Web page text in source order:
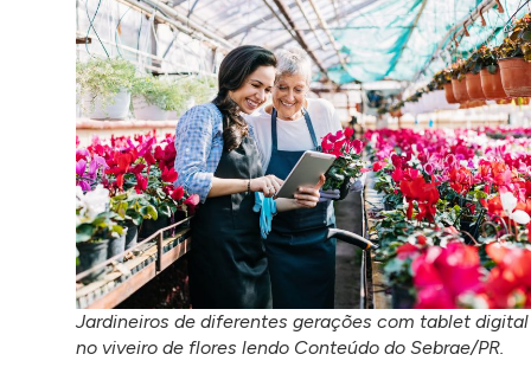
Jardineiros de diferentes gerações com tablet digital
no viveiro de flores lendo Conteúdo do Sebrae/PR.